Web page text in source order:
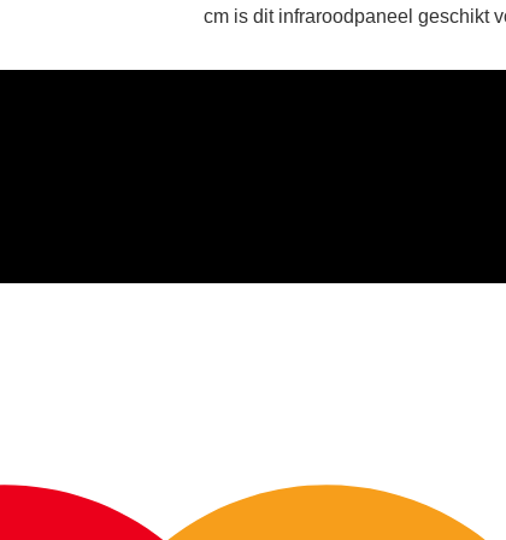
cm is dit infraroodpaneel geschikt
oplossing door de volledig